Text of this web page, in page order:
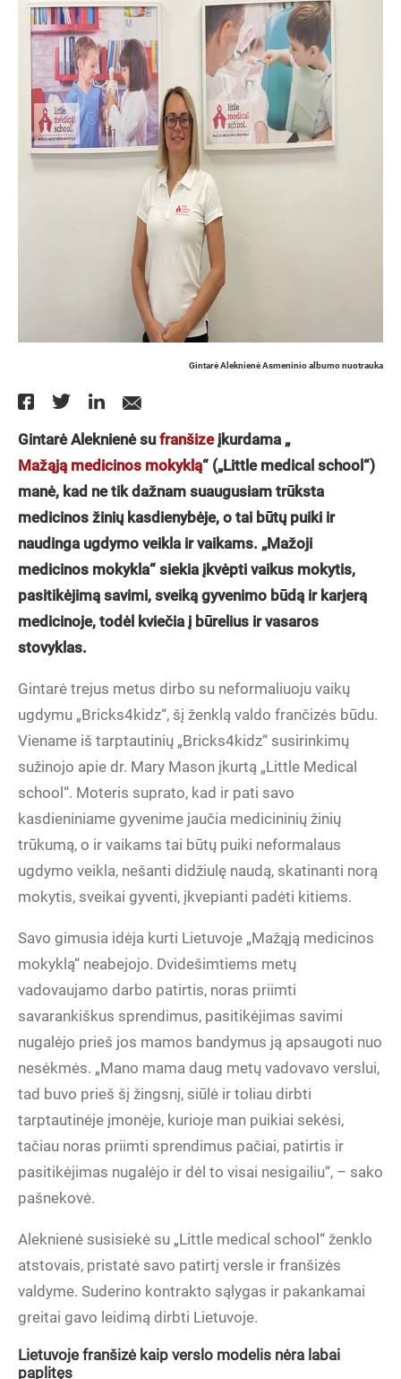
Gintarė Aleknienė Asmeninio albumo nuotrauka
Gintarė Aleknienė su franšizeįkurdama „
Mažąją medicinos mokyklą“ („Little medical school“)
manė, kad ne tik dažnam suaugusiam trūksta
medicinos žinių kasdienybėje, o tai būtų puiki ir
naudinga ugdymo veikla ir vaikams. „Mažoji
medicinos mokykla“ siekia įkvėpti vaikus mokytis,
pasitikėjimą savimi, sveiką gyvenimo būdą ir karjerą
medicinoje, todėl kviečia į būrelius ir vasaros
stovyklas.
Gintarė trejus metus dirbo su neformaliuoju vaikų
ugdymu „Bricks4kidz“, šį ženklą valdo frančizės būdu.
Viename iš tarptautinių „Bricks4kidz“ susirinkimų
sužinojo apie dr. Mary Mason įkurtą „Little Medical
school“. Moteris suprato, kad ir pati savo
kasdieniniame gyvenime jaučia medicininių žinių
trūkumą, o ir vaikams tai būtų puiki neformalaus
ugdymo veikla, nešanti didžiulę naudą, skatinanti norą
mokytis, sveikai gyventi, įkvepianti padėti kitiems.
Savo gimusia idėja kurti Lietuvoje „Mažąją medicinos
mokyklą“ neabejojo. Dvidešimtiems metų
vadovaujamo darbo patirtis, noras priimti
savarankiškus sprendimus, pasitikėjimas savimi
nugalėjo prieš jos mamos bandymus ją apsaugoti nuo
nesėkmės. „Mano mama daug metų vadovavo verslui,
tad buvo prieš šį žingsnį, siūlė ir toliau dirbti
tarptautinėje įmonėje, kurioje man puikiai sekėsi,
tačiau noras priimti sprendimus pačiai, patirtis ir
pasitikėjimas nugalėjo ir dėl to visai nesigailiu“, – sako
pašnekovė.
Aleknienė susisiekė su „Little medical school“ ženklo
atstovais, pristatė savo patirtį versle ir franšizės
valdyme. Suderino kontrakto sąlygas ir pakankamai
greitai gavo leidimą dirbti Lietuvoje.
Lietuvoje franšizė kaip verslo modelis nėra labai
paplitęs